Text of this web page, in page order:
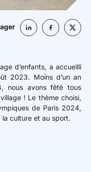
d’enfants, a accueilli
2023. Moins d’un an
nous avons fêté tous
! Le thème choisi,
de Paris 2024,
culture et au sport.